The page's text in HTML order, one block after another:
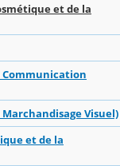
et de la
Communication
Marchandisage Visuel)
et de la